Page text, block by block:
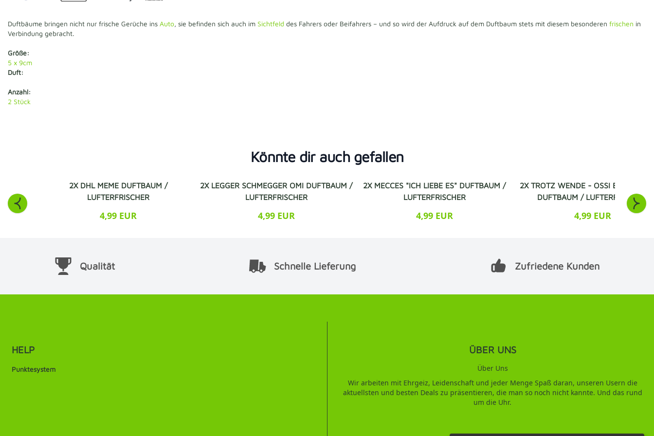
Duftbäume bringen nicht nur frische Gerüche ins Auto, sie befinden sich auch im Sichtfeld des Fahrers oder Beifahrers – und so wird der Aufdruck auf dem Duftbaum stets mit diesem besonderen frischen in
Verbindung gebracht.
Größe:
5 x 9cm
Duft:
Anzahl:
2 Stück
Könnte dir auch gefallen
2X DHL MEME DUFTBAUM /
LUFTERFRISCHER
4,99 EUR
2X LEGGER SCHMEGGER OMI DUFTBAUM /
LUFTERFRISCHER
4,99 EUR
2X MECCES "ICH LIEBE ES" DUFTBAUM /
LUFTERFRISCHER
4,99 EUR
2X TROTZ WENDE - OSSI BIS ZUM
DUFTBAUM / LUFTERFRISCHER
4,99 EUR
Qualität Schnelle Lieferung Zufriedene Kunden
HELP
Punktesystem
ÜBER UNS
Über Uns
Wir arbeiten mit Ehrgeiz, Leidenschaft und jeder Menge Spaß daran, unseren Usern die
aktuellsten und besten Deals zu präsentieren, die man so noch nicht kannte. Und das rund
um die Uhr.